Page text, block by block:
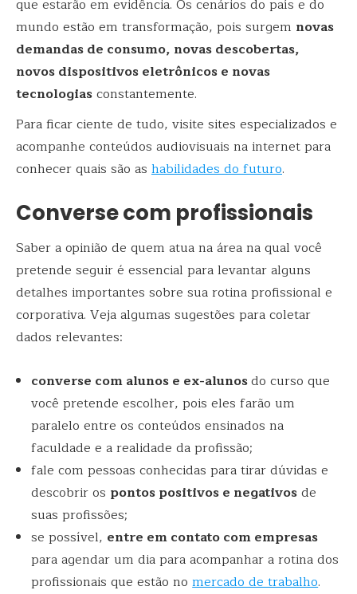
que estarão em evidência. Os cenários do país e do
mundo estão em transformação, pois surgem novas
demandas de consumo, novas descobertas,
novos dispositivos eletrônicos e novas
tecnologiasconstantemente.
Para ficar ciente de tudo, visite sites especializados e
acompanhe conteúdos audiovisuais na internet para
conhecer quais são as habilidades do futuro.
Converse com profissionais
Saber a opinião de quem atua na área na qual você
pretende seguir é essencial para levantar alguns
detalhes importantes sobre sua rotina profissional e
corporativa. Veja algumas sugestões para coletar
dados relevantes:
converse com alunos e ex-alunosdo curso que
você pretende escolher, pois eles farão um
paralelo entre os conteúdos ensinados na
faculdade e a realidade da profissão;
fale com pessoas conhecidas para tirar dúvidas e
descobrir os pontos positivos e negativosde
suas profissões;
se possível, entre em contato com empresas
para agendar um dia para acompanhar a rotina dos
profissionais que estão nomercado de trabalho.